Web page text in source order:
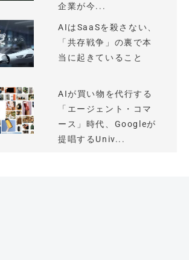
企業が今...
AIはSaaSを殺さない、
「共存戦争」の裏で本
当に起きていること
AIが買い物を代行する
「エージェント・コマ
ース」時代、Googleが
提唱するUniv...